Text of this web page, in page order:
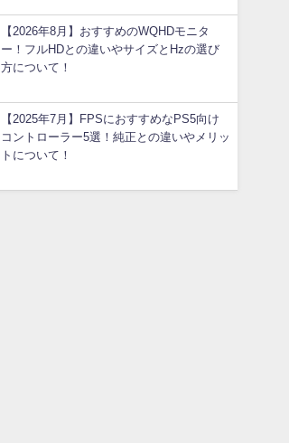
【2026年8月】おすすめのWQHDモニタ
ー！フルHDとの違いやサイズとHzの選び
方について！
【2025年7月】FPSにおすすめなPS5向け
コントローラー5選！純正との違いやメリッ
トについて！